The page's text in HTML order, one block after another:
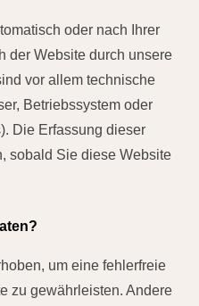
oder nach Ihrer
der Website durch unsere
vor allem technische
Betriebssystem oder
Die Erfassung dieser
sobald Sie diese Website
um eine fehlerfreie
zu gewährleisten. Andere